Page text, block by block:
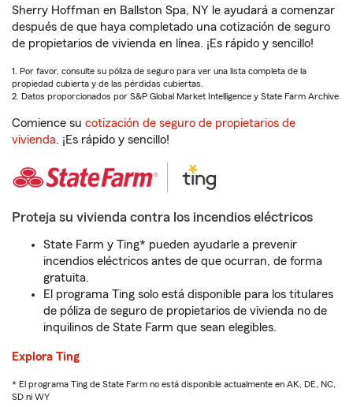
Sherry Hoffman en Ballston Spa, NY le ayudará a comenzar
después de que haya completado una cotización de seguro
de propietarios de vivienda en línea. ¡Es rápido y sencillo!
1. Por favor, consulte su póliza de seguro para ver una lista completa de la
propiedad cubierta y de las pérdidas cubiertas.
2. Datos proporcionados por S&P Global Market Intelligence y State Farm Archive.
Comience su cotización de seguro de propietarios de
vivienda. ¡Es rápido y sencillo!
Proteja su vivienda contra los incendios eléctricos
State Farm y Ting* pueden ayudarle a prevenir
incendios eléctricos antes de que ocurran, de forma
gratuita.
El programa Ting solo está disponible para los titulares
de póliza de seguro de propietarios de vivienda no de
inquilinos de State Farm que sean elegibles.
Explora Ting
* El programa Ting de State Farm no está disponible actualmente en AK, DE, NC,
SD ni WY